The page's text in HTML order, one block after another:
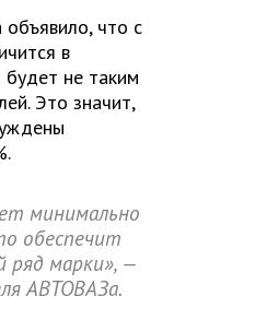
что с
в
не таким
Это значит,
минимально
обеспечит
ряд марки», —
АВТОВАЗа.